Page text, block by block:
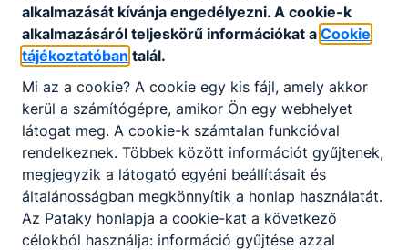
Partnereink
alkalmazását kívánja engedélyezni. A cookie-k
alkalmazásáról teljeskörű információkat a Cookie
tájékoztatóban talál.
Mi az a cookie? A cookie egy kis fájl, amely akkor
kerül a számítógépre, amikor Ön egy webhelyet
látogat meg. A cookie-k számtalan funkcióval
rendelkeznek. Többek között információt gyűjtenek,
megjegyzik a látogató egyéni beállításait és
általánosságban megkönnyítik a honlap használatát.
Az Pataky honlapja a cookie-kat a következő
célokból használja: információ gyűjtése azzal